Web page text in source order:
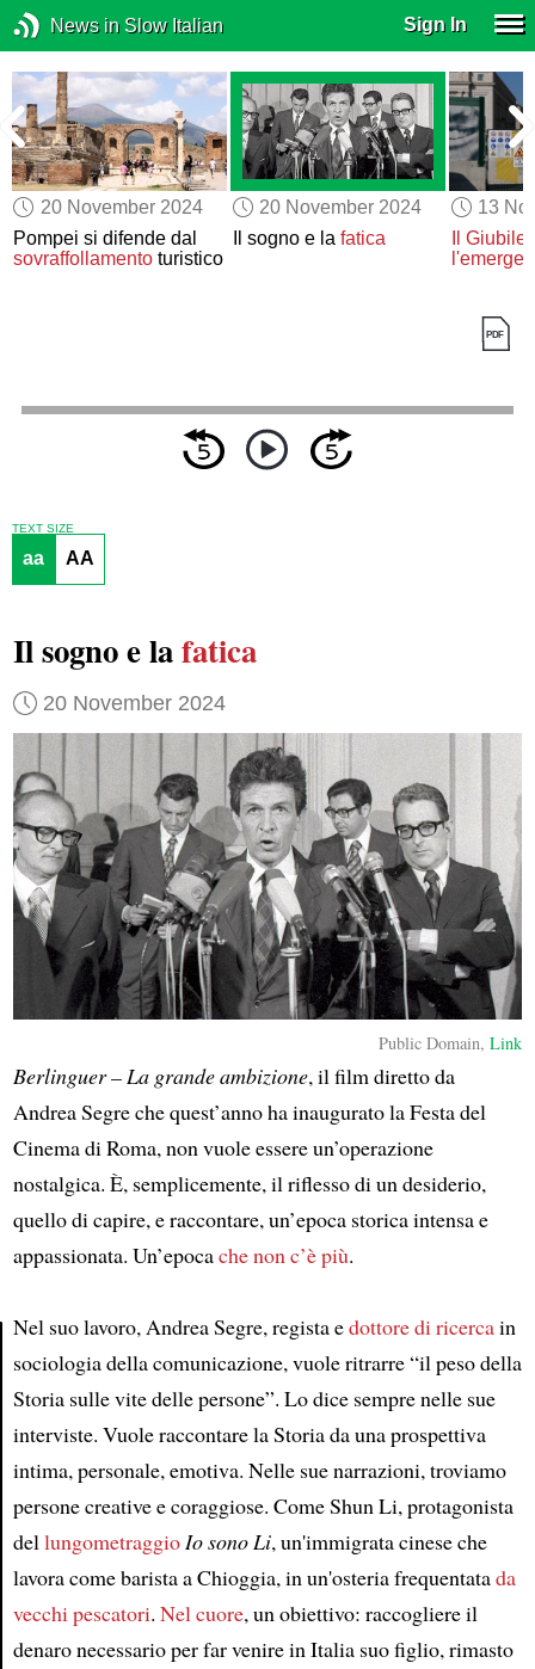
News in Slow Italian Sign In
20 November 2024
Pompei si difende dal
sovraffollamento turistico
20 November 2024
Il sogno e la fatica
13
Il
Article
TEXT SIZE
aa AA
Il sogno e lafatica
20 November 2024
Public Domain,Link
Berlinguer – La grande ambizione, il film diretto da
Andrea Segre che quest’anno ha inaugurato la Festa del
Cinema di Roma, non vuole essere un’operazione
nostalgica. È, semplicemente, il riflesso di un desiderio,
quello di capire, e raccontare, un’epoca storica intensa e
appassionata. Un’epocache non c’è più.
Nel suo lavoro, Andrea Segre, regista edottore di ricercain
sociologia della comunicazione, vuole ritrarre “il peso della
Storia sulle vite delle persone”. Lo dice sempre nelle sue
interviste. Vuole raccontare la Storia da una prospettiva
intima, personale, emotiva. Nelle sue narrazioni, troviamo
persone creative e coraggiose. Come Shun Li, protagonista
dellungometraggioIo sono Li, un'immigrata cinese che
lavora come barista a Chioggia, in un'osteria frequentatada
vecchi pescatori. Nel cuore, un obiettivo: raccogliere il
denaro necessario per far venire in Italia suo figlio, rimasto